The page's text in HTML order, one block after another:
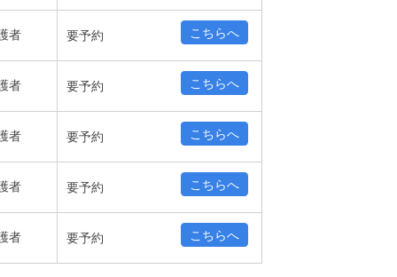
者 要予約 こちらへ
者 要予約 こちらへ
者 要予約 こちらへ
者 要予約 こちらへ
者 要予約 こちらへ